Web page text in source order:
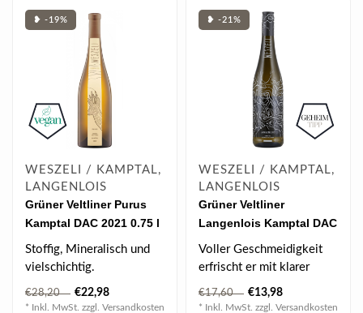
❥ -19%
WESZELI / KAMPTAL,
LANGENLOIS
Grüner Veltliner Purus
Kamptal DAC 2021 0.75 l
Stoffig, Mineralisch und
vielschichtig.
€28,20 €22,98
* Inkl. MwSt. zzgl. Versandkosten
❥ -21%
WESZELI / KAMPTAL,
LANGENLOIS
Grüner Veltliner
Langenlois Kamptal DAC
BIO 2025 0.75 l
Voller Geschmeidigkeit
erfrischt er mit klarer
Frucht, feiner Würze,
elegantem ..
€17,60 €13,98
* Inkl. MwSt. zzgl. Versandkosten